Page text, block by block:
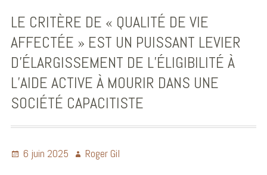
LE CRITÈRE DE « QUALITÉ DE VIE
AFFECTÉE » EST UN PUISSANT LEVIER
D’ÉLARGISSEMENT DE L’ÉLIGIBILITÉ À
L’AIDE ACTIVE À MOURIR DANS UNE
SOCIÉTÉ CAPACITISTE
6 juin 2025 Roger Gil